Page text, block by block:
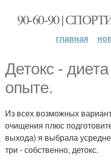
90-60-90 |
главная
Детокс -
опыте.
Из всех возможных
очищения плюс
выхода) я выбрала
три - собственно, детокс.